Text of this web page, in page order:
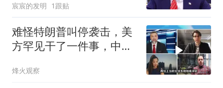
宸宸的发明 1跟贴
难怪特朗普叫停袭击，美
方罕见干了一件事，中方
烽火观察